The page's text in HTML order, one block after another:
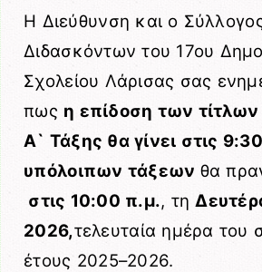
Η Διεύθυνση και ο
Διδασκόντων του 17ου
Σχολείου Λάρισας σας
πως η επίδοση των
Α` Τάξης θα γίνει στις
υπόλοιπων τάξεων θα
στις 10:00 π.μ., τη
2026,τελευταία ημέρα του
έτους 2025–2026.